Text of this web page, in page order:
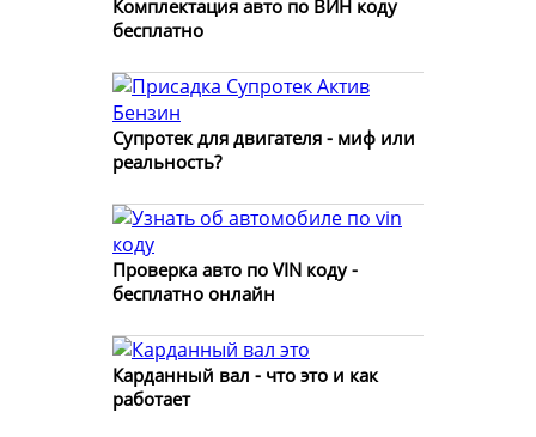
Комплектация авто по ВИН коду
бесплатно
Супротек для двигателя - миф или
реальность?
Проверка авто по VIN коду -
бесплатно онлайн
Карданный вал - что это и как
работает